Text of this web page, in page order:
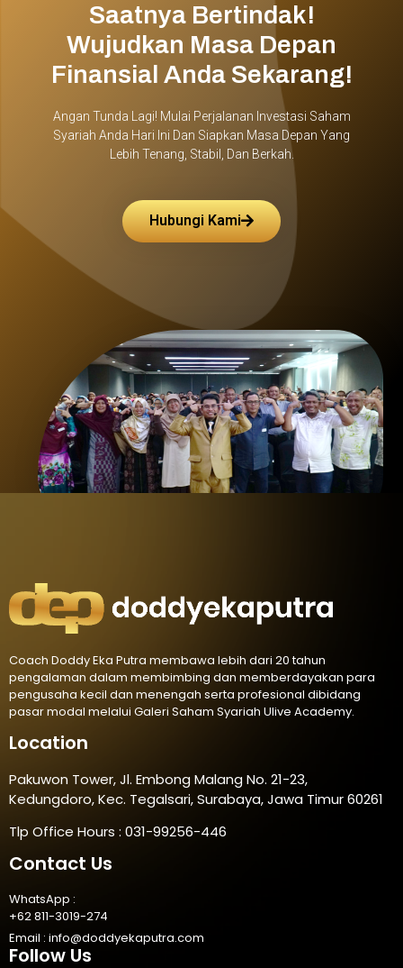
Saatnya Bertindak!
Wujudkan Masa Depan
Finansial Anda Sekarang!
Angan Tunda Lagi! Mulai Perjalanan Investasi Saham
Syariah Anda Hari Ini Dan Siapkan Masa Depan Yang
Lebih Tenang, Stabil, Dan Berkah.
Hubungi Kami
Coach Doddy Eka Putra membawa lebih dari 20 tahun
pengalaman dalam membimbing dan memberdayakan para
pengusaha kecil dan menengah serta profesional dibidang
pasar modal melalui Galeri Saham Syariah Ulive Academy.
Location
Pakuwon Tower, Jl. Embong Malang No. 21-23,
Kedungdoro, Kec. Tegalsari, Surabaya, Jawa Timur 60261
Tlp Office Hours : 031-99256-446
Contact Us
WhatsApp :
+62 811-3019-274
Email : info@doddyekaputra.com
Follow Us